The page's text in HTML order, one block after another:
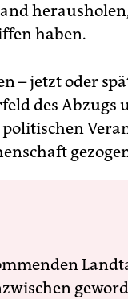
haben.
– jetzt oder
des Abzugs